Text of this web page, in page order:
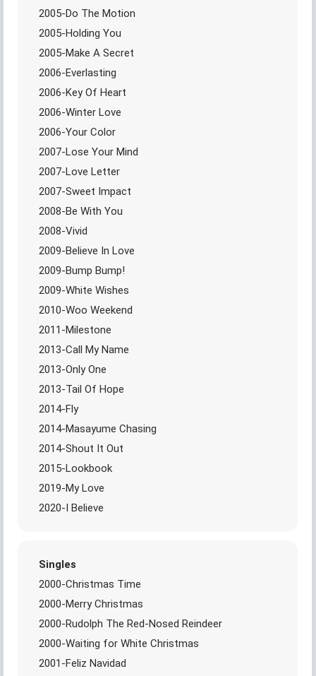
2005-Do The Motion
2005-Holding You
2005-Make A Secret
2006-Everlasting
2006-Key Of Heart
2006-Winter Love
2006-Your Color
2007-Lose Your Mind
2007-Love Letter
2007-Sweet Impact
2008-Be With You
2008-Vivid
2009-Believe In Love
2009-Bump Bump!
2009-White Wishes
2010-Woo Weekend
2011-Milestone
2013-Call My Name
2013-Only One
2013-Tail Of Hope
2014-Fly
2014-Masayume Chasing
2014-Shout It Out
2015-Lookbook
2019-My Love
2020-I Believe
Singles
2000-Christmas Time
2000-Merry Christmas
2000-Rudolph The Red-Nosed Reindeer
2000-Waiting for White Christmas
2001-Feliz Navidad